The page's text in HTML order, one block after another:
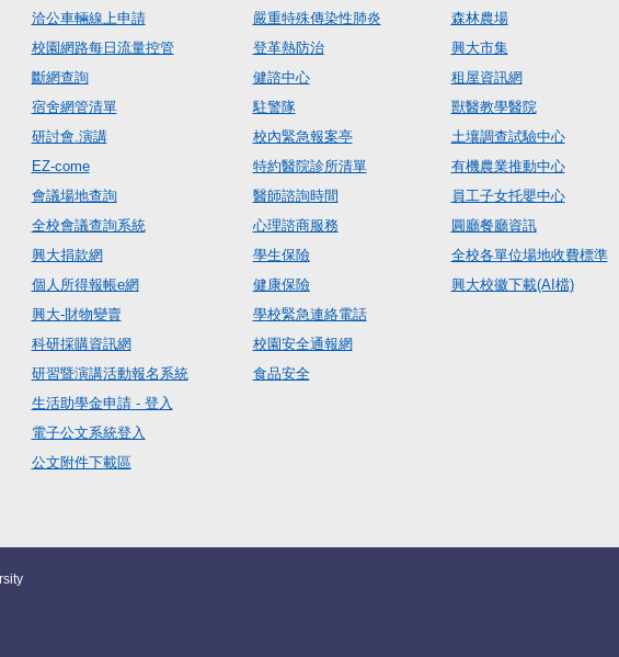
洽公車輛線上申請
校園網路每日流量控管
斷網查詢
宿舍網管清單
研討會.演講
EZ-come
會議場地查詢
全校會議查詢系統
興大捐款網
個人所得報帳e網
興大-財物變賣
科研採購資訊網
研習暨演講活動報名系統
生活助學金申請 - 登入
電子公文系統登入
公文附件下載區
嚴重特殊傳染性肺炎
登革熱防治
健諮中心
駐警隊
校內緊急報案亭
特約醫院診所清單
醫師諮詢時間
心理諮商服務
學生保險
健康保險
學校緊急連絡電話
校園安全通報網
食品安全
森林農場
興大市集
租屋資訊網
獸醫教學醫院
土壤調查試驗中心
有機農業推動中心
員工子女托嬰中心
圓廳餐廳資訊
全校各單位場地收費標準
興大校徽下載(AI檔)